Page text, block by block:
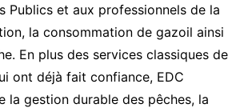
Publics et aux professionnels de la
la consommation de gazoil ainsi
En plus des services classiques de
ont déjà fait confiance, EDC
la gestion durable des pêches, la